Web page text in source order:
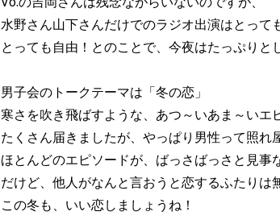
水野さん山下さんだけでのラジオ出演はとって
とっても自由！とのことで、今夜はたっぷりと
男子会のトークテーマは「冬の恋」
寒さを吹き飛ばすような、あつ～いあま～いエ
たくさん届きましたが、やっぱり男性って照れ
ほとんどのエピソードが、ばっさばっさと見事
だけど、他人がなんと言おうと恋するふたりは
この冬も、いい恋しましょうね！